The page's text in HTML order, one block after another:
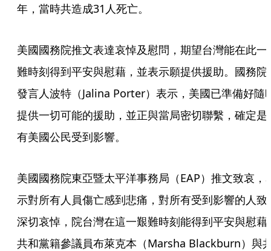
年，當時共造成31人死亡。
美國國務院推文表達哀悼及慰問，期望台灣能在此一
難時刻得到平安與慰藉，並表示願提供援助。國務院
發言人波特（Jalina Porter）表示，美國已準備好隨
提供一切可能的援助，並正與當局密切聯繫，確定是
有美國公民受到影響。
美國國務院東亞暨太平洋事務局（EAP）推文致哀，
示對所有人員傷亡感到悲痛，對所有受到影響的人致
深切哀悼，院台灣在這一艱難時刻能得到平安與慰藉
共和黨籍參議員布萊克本（Marsha Blackburn）與